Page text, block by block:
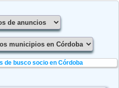
de busco socio en Córdoba